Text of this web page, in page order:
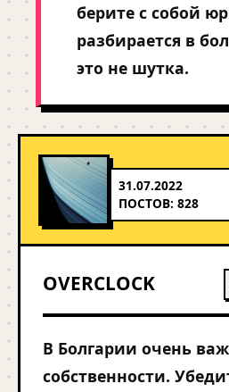
берите с собой
разбирается в
это не шутка.
31.07.2022
ПОСТОВ: 828
OVERCLOCK
В Болгарии очень
собственности.